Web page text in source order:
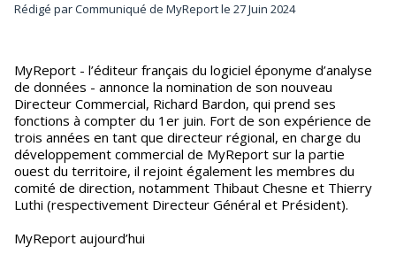
Rédigé par Communiqué de MyReport le 27 Juin 2024
MyReport - l’éditeur français du logiciel éponyme d’analyse
de données - annonce la nomination de son nouveau
Directeur Commercial, Richard Bardon, qui prend ses
fonctions à compter du 1er juin. Fort de son expérience de
trois années en tant que directeur régional, en charge du
développement commercial de MyReport sur la partie
ouest du territoire, il rejoint également les membres du
comité de direction, notamment Thibaut Chesne et Thierry
Luthi (respectivement Directeur Général et Président).
MyReport aujourd’hui